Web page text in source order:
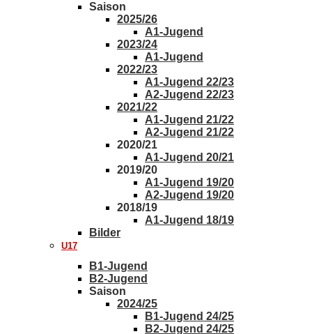
Saison
2025/26
A1-Jugend
2023/24
A1-Jugend
2022/23
A1-Jugend 22/23
A2-Jugend 22/23
2021/22
A1-Jugend 21/22
A2-Jugend 21/22
2020/21
A1-Jugend 20/21
2019/20
A1-Jugend 19/20
A2-Jugend 19/20
2018/19
A1-Jugend 18/19
Bilder
U17
B1-Jugend
B2-Jugend
Saison
2024/25
B1-Jugend 24/25
B2-Jugend 24/25